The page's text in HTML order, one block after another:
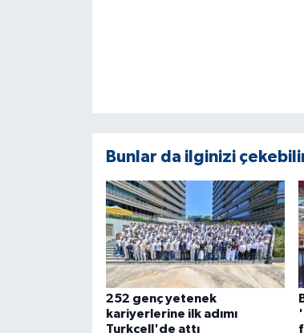
Bunlar da ilginizi
252 genç yetenek
kariyerlerine ilk adımı
Turkcell'de attı
SPOR HABERLERİ
TEKNOLOJİ
ÜLKE GÜNDEMİ